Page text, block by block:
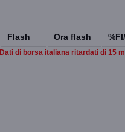
Flash Ora flash
Dati di borsa italiana ritardati di 15